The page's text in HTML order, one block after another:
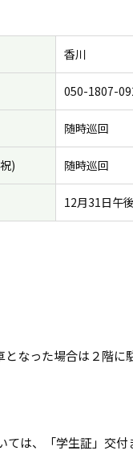
香川
050-1807-
随時巡回
) 随時巡回
12月31日午
なった場合は２階に
は、「学生証」交付